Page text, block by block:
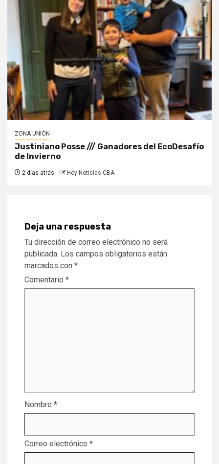
ZONA UNIÓN
Justiniano Posse /// Ganadores del EcoDesafío
de Invierno
2 días atrás Hoy Noticias CBA
Deja una respuesta
Tu dirección de correo electrónico no será
publicada. Los campos obligatorios están
marcados con *
Comentario *
Nombre *
Correo electrónico *